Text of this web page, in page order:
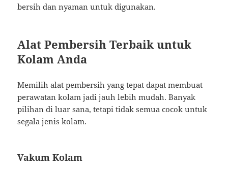
bersih dan nyaman untuk digunakan.
Alat Pembersih Terbaik untuk
Kolam Anda
Memilih alat pembersih yang tepat dapat membuat
perawatan kolam jadi jauh lebih mudah. Banyak
pilihan di luar sana, tetapi tidak semua cocok untuk
segala jenis kolam.
Vakum Kolam